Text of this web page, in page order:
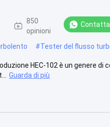
850
opinioni
#Tester del flusso
HEC-102 è un genere
Guarda di più